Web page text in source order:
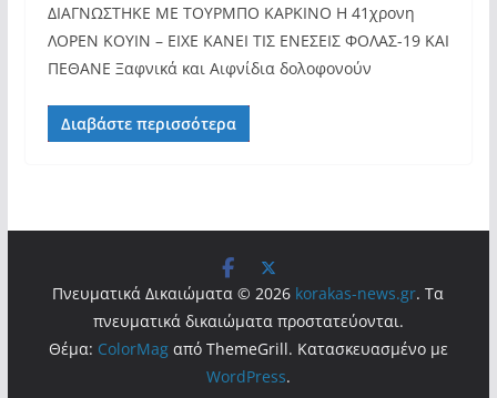
ΔΙΑΓΝΩΣΤΗΚΕ ΜΕ ΤΟΥΡΜΠΟ ΚΑΡΚΙΝΟ Η 41χρονη
ΛΟΡΕΝ ΚΟΥΙΝ – ΕΙΧΕ ΚΑΝΕΙ ΤΙΣ ΕΝΕΣΕΙΣ ΦΟΛΑΣ-19 ΚΑΙ
ΠΕΘΑΝΕ Ξαφνικά και Αιφνίδια δολοφονούν
Διαβάστε περισσότερα
Πνευματικά Δικαιώματα © 2026 korakas-news.gr. Τα
πνευματικά δικαιώματα προστατεύονται.
Θέμα: ColorMagαπό ThemeGrill. Κατασκευασμένο με
WordPress.